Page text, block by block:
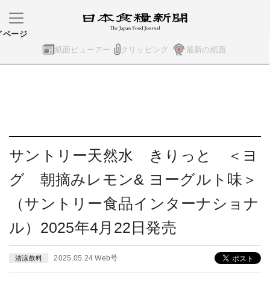
紙面ビューアー クリッピング 最新の紙面
ページ
サントリー天然水 きりっと ＜ヨ
グ 朝摘みレモン& ヨーグルト味＞
（サントリー食品インターナショナ
ル）2025年4月22日発売
清涼飲料 2025.05.24 Web号